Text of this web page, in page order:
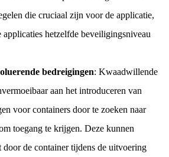
die cruciaal zijn voor de applicatie,
applicaties hetzelfde beveiligingsniveau
bedreigingen: Kwaadwillende
aan het introduceren van
voor containers door te zoeken naar
toegang te krijgen. Deze kunnen
door de container tijdens de uitvoering